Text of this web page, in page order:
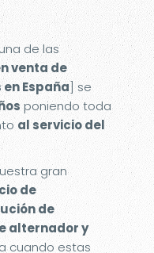
de las
venta de
España] se
poniendo toda
al servicio del
gran
de
de
alternador y
cuando estas